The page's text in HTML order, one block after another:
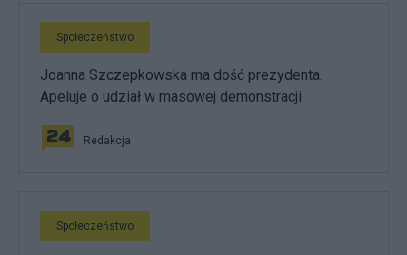
Społeczeństwo
Joanna Szczepkowska ma dość prezydenta.
Apeluje o udział w masowej demonstracji
Redakcja
Społeczeństwo